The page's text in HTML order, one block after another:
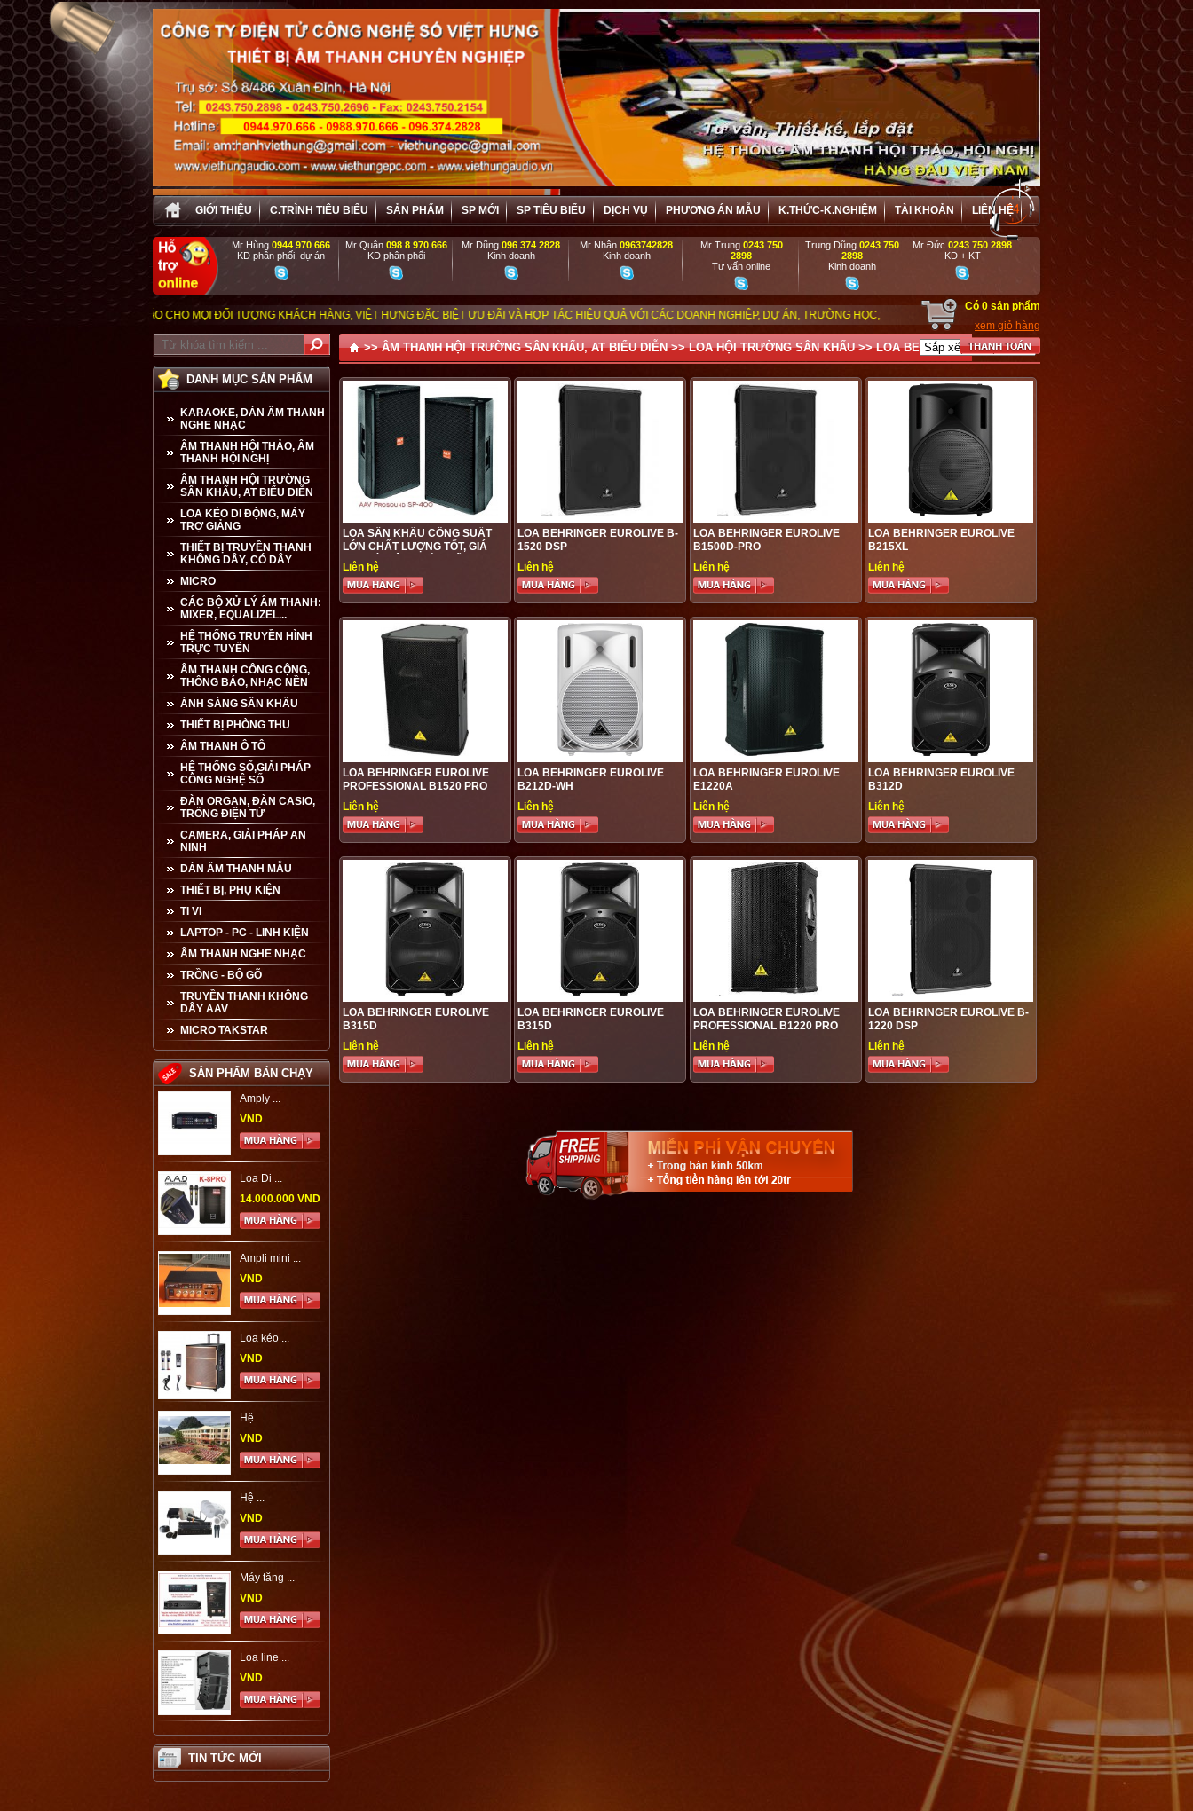
GIỚI THIỆU C.TRÌNH TIÊU BIỂU SẢN PHẨM SP MỚI SP TIÊU BIỂU DỊCH VỤ PHƯƠNG ÁN MẪU K.THỨC-K.NGHIỆM TÀI KHOẢN LIÊN HỆ
Mr Hùng0944 970 666
KD phân phối, dự án
Mr Quân 098 8 970 666
KD phân phối
Mr Dũng096 374 2828
Kinh doanh
Mr Nhân0963742828
Kinh doanh
Mr Trung 0243 750
2898
Tư vấn online
Trung Dũng 0243 750
2898
Kinh doanh
Mr Đức0243 750 2898
KD + KT
, CHU ĐÁO CHO MỌI ĐỐI TƯỢNG KHÁCH HÀNG, VIỆT HƯNG ĐẶC BIỆT ƯU ĐÃI VÀ HỢP TÁC HIỆU QUẢ VỚI CÁC DOANH NGHIỆP, DỰ ÁN, TRƯỜNG HỌC, CƠ QUAN, ĐƠN VỊ BIỂU DIỄN NGHỆ THUẬT, TỔ CHỨC SỰ KIỆN.
Có 0 sản phẩm
xem giỏ hàng
DANH MỤC SẢN PHẨM
KARAOKE, DÀN ÂM THANH
NGHE NHẠC
ÂM THANH HỘI THẢO, ÂM
THANH HỘI NGHỊ
ÂM THANH HỘI TRƯỜNG
SÂN KHẤU, AT BIỂU DIỄN
LOA KÉO DI ĐỘNG, MÁY
TRỢ GIẢNG
THIẾT BỊ TRUYỀN THANH
KHÔNG DÂY, CÓ DÂY
MICRO
CÁC BỘ XỬ LÝ ÂM THANH:
MIXER, EQUALIZEL...
HỆ THỐNG TRUYỀN HÌNH
TRỰC TUYẾN
ÂM THANH CÔNG CỘNG,
THÔNG BÁO, NHẠC NỀN
ÁNH SÁNG SÂN KHẤU
THIẾT BỊ PHÒNG THU
ÂM THANH Ô TÔ
HỆ THỐNG SỐ,GIẢI PHÁP
CÔNG NGHỆ SỐ
ĐÀN ORGAN, ĐÀN CASIO,
TRỐNG ĐIỆN TỬ
CAMERA, GIẢI PHÁP AN
NINH
DÀN ÂM THANH MẪU
THIẾT BỊ, PHỤ KIỆN
TI VI
LAPTOP - PC - LINH KIỆN
ÂM THANH NGHE NHẠC
TRỒNG - BỘ GÕ
TRUYỀN THANH KHÔNG
DÂY AAV
MICRO TAKSTAR
SẢN PHẨM BÁN CHẠY
Amply ...
VND
Loa Di ...
14.000.000 VND
Ampli mini ...
VND
Loa kéo ...
VND
Hệ ...
VND
Hệ ...
VND
Máy tăng ...
VND
Loa line ...
VND
TIN TỨC MỚI
>>ÂM THANH HỘI TRƯỜNG SÂN KHẤU, AT BIỂU DIỄN>>LOA HỘI TRƯỜNG SÂN KHẤU>>LOA BEHRINGER
LOA SÂN KHẤU CÔNG SUẤT
LỚN CHẤT LƯỢNG TỐT, GIÁ
HỢP LÍ, HIỆU QUẢ NHẤT
Liên hệ
LOA BEHRINGER EUROLIVE B-
1520 DSP
Liên hệ
LOA BEHRINGER EUROLIVE
B1500D-PRO
Liên hệ
LOA BEHRINGER EUROLIVE
B215XL
Liên hệ
LOA BEHRINGER EUROLIVE
PROFESSIONAL B1520 PRO
Liên hệ
LOA BEHRINGER EUROLIVE
B212D-WH
Liên hệ
LOA BEHRINGER EUROLIVE
E1220A
Liên hệ
LOA BEHRINGER EUROLIVE
B312D
Liên hệ
LOA BEHRINGER EUROLIVE
B315D
Liên hệ
LOA BEHRINGER EUROLIVE
B315D
Liên hệ
LOA BEHRINGER EUROLIVE
PROFESSIONAL B1220 PRO
Liên hệ
LOA BEHRINGER EUROLIVE B-
1220 DSP
Liên hệ